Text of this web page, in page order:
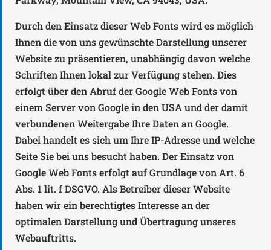
Durch den Einsatz dieser Web Fonts wird es möglich
Ihnen die von uns gewünschte Darstellung unserer
Website zu präsentieren, unabhängig davon welche
Schriften Ihnen lokal zur Verfügung stehen. Dies
erfolgt über den Abruf der Google Web Fonts von
einem Server von Google in den USA und der damit
verbundenen Weitergabe Ihre Daten an Google.
Dabei handelt es sich um Ihre IP-Adresse und welche
Seite Sie bei uns besucht haben. Der Einsatz von
Google Web Fonts erfolgt auf Grundlage von Art. 6
Abs. 1 lit. f DSGVO. Als Betreiber dieser Website
haben wir ein berechtigtes Interesse an der
optimalen Darstellung und Übertragung unseres
Webauftritts.